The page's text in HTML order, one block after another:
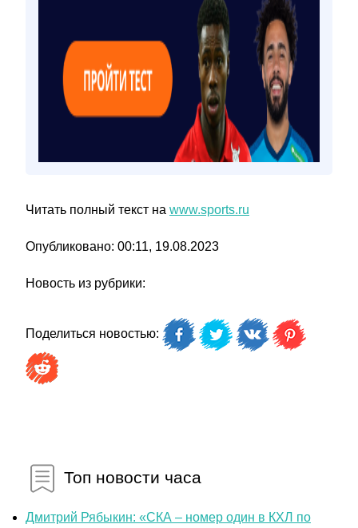
Читать полный текст на www.sports.ru
Опубликовано: 00:11, 19.08.2023
Новость из рубрики:
Поделиться новостью:
Топ новости часа
Дмитрий Рябыкин: «СКА – номер один в КХЛ по